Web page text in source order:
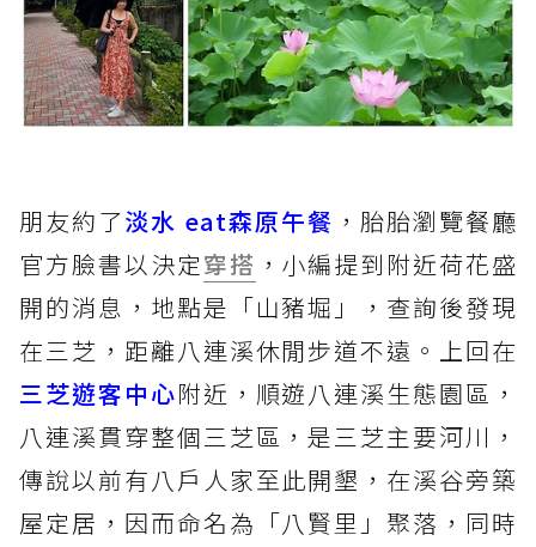
朋友約了淡水 eat森原午餐 ，胎胎瀏覽餐廳
官方臉書以決定穿搭 ，小編提到附近荷花盛
開的消息，地點是「山豬堀」，查詢後發現
在三芝，距離八連溪休閒步道不遠。上回在
三芝遊客中心附近，順遊八連溪生態園區，
八連溪貫穿整個三芝區，是三芝主要河川，
傳說以前有八戶人家至此開墾，在溪谷旁築
屋定居，因而命名為「八賢里」聚落，同時